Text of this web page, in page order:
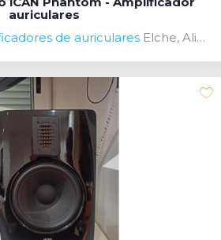
auriculares
de auriculares Elche, Alicante, Spain